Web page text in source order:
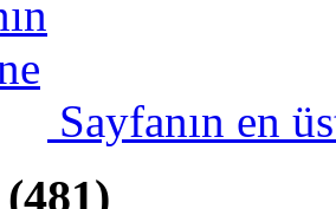
Sayfanın en
(481)